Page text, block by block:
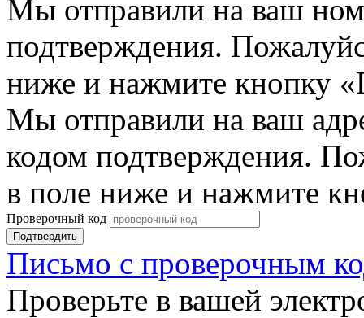
Мы отправили на ваш
подтверждения.
ниже и нажмите кнопку
Мы отправили на ваш
кодом подтверждения.
в поле ниже и нажмите
Проверочный код
Подтвердить
Письмо с проверочным
Проверьте в вашей